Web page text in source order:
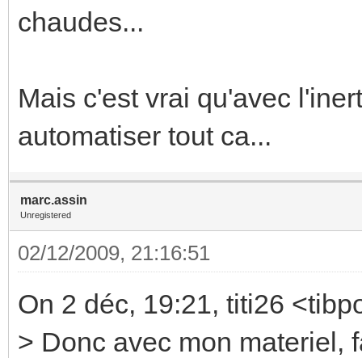
chaudes...
Mais c'est vrai qu'avec
automatiser tout ca...
marc.assin
Unregistered
02/12/2009, 21:16:51
On 2 déc, 19:21, titi26
> Donc avec mon materiel,